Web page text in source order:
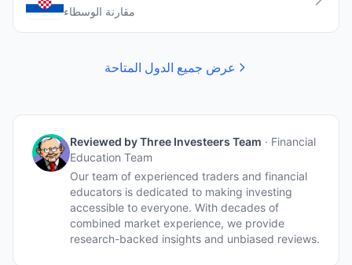
مقارنة الوسطاء
عرض جميع الدول المتاحة
Reviewed byThree Investeers Team · Financial
Education Team
Our team of experienced traders and financial
educators is dedicated to making investing
accessible to everyone. With decades of
combined market experience, we provide
research-backed insights and unbiased reviews.